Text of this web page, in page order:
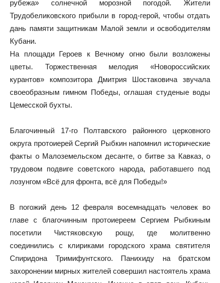
рубежа» солнечной морозной погодой. Жители
Трудобеликовского прибыли в город-герой, чтобы отдать
дань памяти защитникам Малой земли и освободителям
Кубани.
На площади Героев к Вечному огню были возложены
цветы. Торжественная мелодия «Новороссийских
курантов» композитора Дмитрия Шостаковича звучала
своеобразным гимном Победы, оглашая студеные воды
Цемесской бухты.
Благочинный 17-го Полтавского районного церковного
округа протоиерей Сергий Рыбкин напомнил исторические
факты о Малоземельском десанте, о битве за Кавказ, о
трудовом подвиге советского народа, работавшего под
лозунгом «Всё для фронта, всё для Победы!»
В погожий день 12 февраля восемнадцать человек во
главе с благочинным протоиереем Сергием Рыбкиным
посетили Чистяковскую рощу, где молитвенно
соединились с клириками городского храма святителя
Спиридона Тримифунтского. Панихиду на братском
захоронении мирных жителей совершил настоятель храма